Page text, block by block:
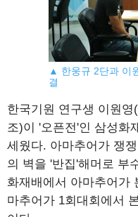
▲ 한웅규 2단과 이
결
한국기원 연구생 이원
조)이 '오픈전'인 삼성화
세웠다. 아마추어가 쟁
의 벽을 '반집'해머로 부
화재배에서 아마추어가
마추어가 1회대회에서